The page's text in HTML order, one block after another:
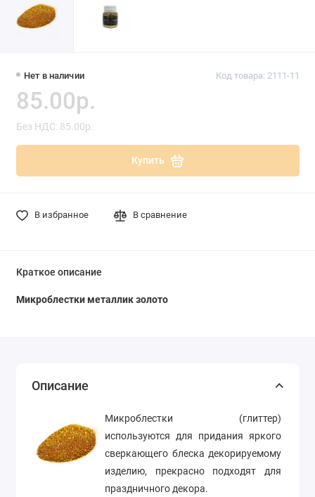
Нет в наличии Код товара: 2111-11
85.00р.
Без НДС: 85.00р.
Купить
В избранное В сравнение
Краткое описание
Микроблестки металлик золото
Описание
Микроблестки (глиттер)
используются для придания яркого
сверкающего блеска декорируемому
изделию, прекрасно подходят для
праздничного декора.